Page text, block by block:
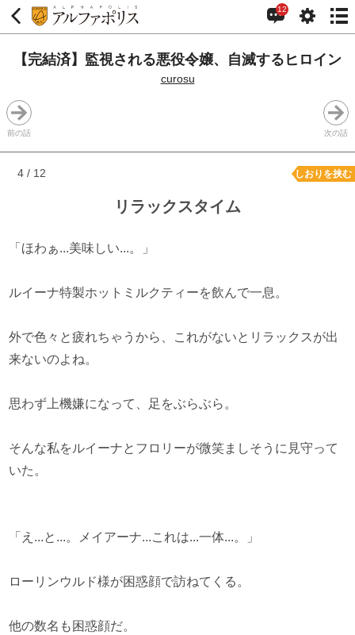
12
【完結済】監視される悪役令嬢、自滅するヒロイン
curosu
前の話 次の話
4 / 12 しおりを挟む
リラックスタイム
「ほわぁ...美味しい...。」
ルイーナ特製ホットミルクティーを飲んで一息。
外で色々と疲れちゃうから、これがないとリラックスが出
来ないのよね。
思わず上機嫌になって、足をぶらぶら。
そんな私をルイーナとフロリーが微笑ましそうに見守って
いた。
「え...と...。メイアーナ...これは...一体...。」
ローリンウルド様が困惑顔で訪ねてくる。
他の数名も困惑顔だ。